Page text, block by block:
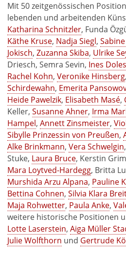
Mit 50 zeitgenössischen
lebenden und arbeitenden
Katharina Schnitzler, Funda
Käthe Kruse, Nadja Siegl,
Jokisch, Zuzanna Skiba, Ulrike
Driesch, Semra Sevin, Ines
Rachel Kohn, Veronike Hinsberg,
Schirdewahn, Emerita
Heide Pawelzik, Elisabeth Masé,
Keller, Susanne Ahner, Irma
Hampel, Annett Zinsmeister,
Sibylle Prinzessin von Preußen,
Alke Brinkmann, Vera Schwelgin,
Stuke, Laura Bruce, Kerstin
Mara Loytved-Hardegg, Britta
Murshida Arzu Alpana, Pauline
Bettina Cohnen, Silvia Klara
Maja Rohwetter, Paula Anke,
weitere historische Positionen
Lotte Laserstein, Aiga Müller
Julie Wolfthorn und Gertrude